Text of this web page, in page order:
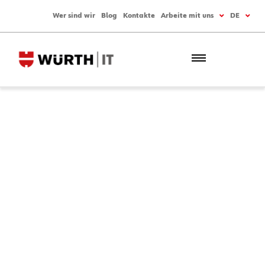
Wer sind wir Blog Kontakte Arbeite mit uns DE